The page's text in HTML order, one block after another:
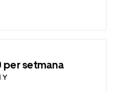
setmana
Y